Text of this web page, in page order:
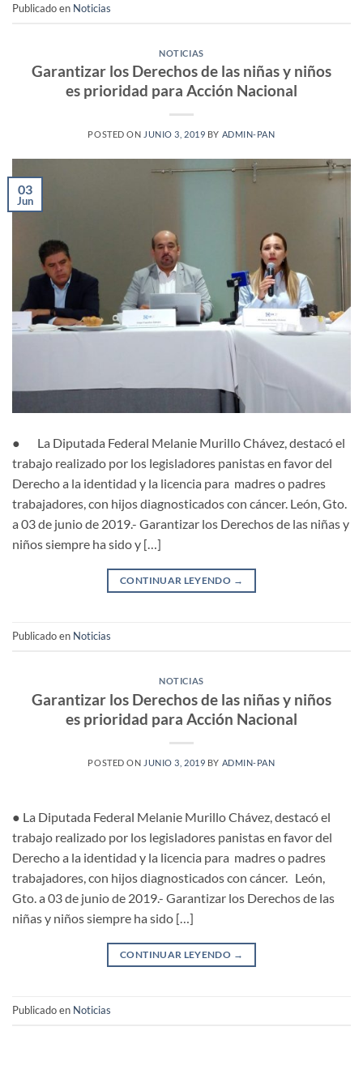
Publicado en Noticias
NOTICIAS
Garantizar los Derechos de las niñas y niños
es prioridad para Acción Nacional
POSTED ON JUNIO 3, 2019 BY ADMIN-PAN
03
Jun
● La Diputada Federal Melanie Murillo Chávez, destacó el
trabajo realizado por los legisladores panistas en favor del
Derecho a la identidad y la licencia para madres o padres
trabajadores, con hijos diagnosticados con cáncer. León, Gto.
a 03 de junio de 2019.- Garantizar los Derechos de las niñas y
niños siempre ha sido y […]
CONTINUAR LEYENDO →
Publicado en Noticias
NOTICIAS
Garantizar los Derechos de las niñas y niños
es prioridad para Acción Nacional
POSTED ON JUNIO 3, 2019 BY ADMIN-PAN
● La Diputada Federal Melanie Murillo Chávez, destacó el
trabajo realizado por los legisladores panistas en favor del
Derecho a la identidad y la licencia para madres o padres
trabajadores, con hijos diagnosticados con cáncer. León,
Gto. a 03 de junio de 2019.- Garantizar los Derechos de las
niñas y niños siempre ha sido […]
CONTINUAR LEYENDO →
Publicado en Noticias